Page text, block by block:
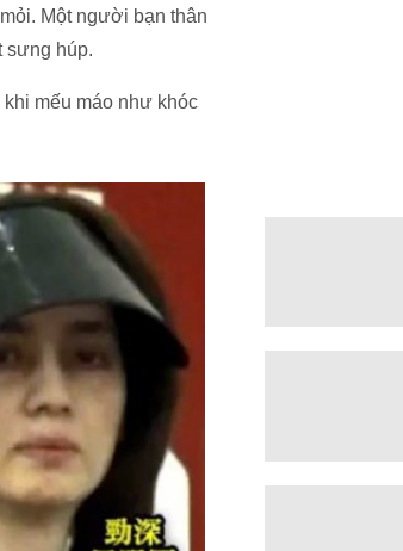
Một người bạn thân
sưng húp.
khi mếu máo như khóc